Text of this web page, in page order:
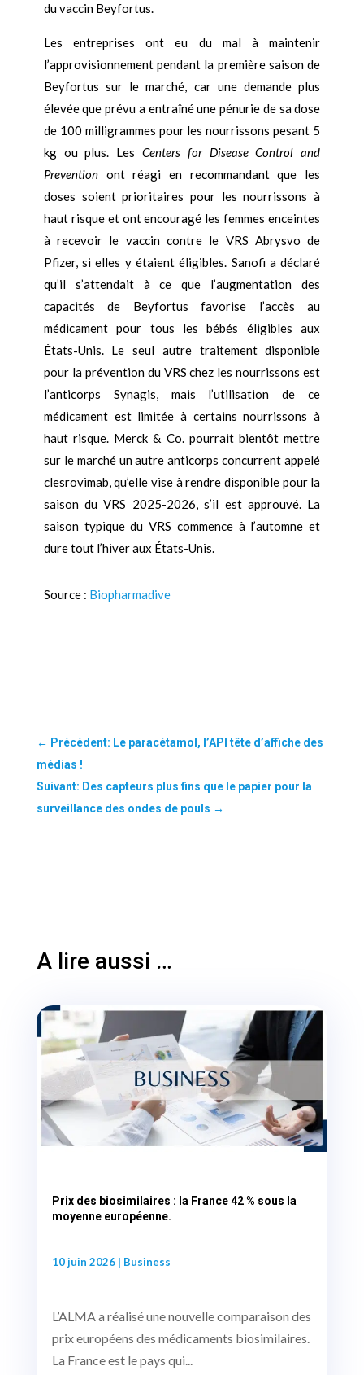
du vaccin Beyfortus.
Les entreprises ont eu du mal à maintenir
l’approvisionnement pendant la première saison de
Beyfortus sur le marché, car une demande plus
élevée que prévu a entraîné une pénurie de sa dose
de 100 milligrammes pour les nourrissons pesant 5
kg ou plus. Les Centers for Disease Control and
Preventionont réagi en recommandant que les
doses soient prioritaires pour les nourrissons à
haut risque et ont encouragé les femmes enceintes
à recevoir le vaccin contre le VRS Abrysvo de
Pfizer, si elles y étaient éligibles. Sanofi a déclaré
qu’il s’attendait à ce que l’augmentation des
capacités de Beyfortus favorise l’accès au
médicament pour tous les bébés éligibles aux
États-Unis. Le seul autre traitement disponible
pour la prévention du VRS chez les nourrissons est
l’anticorps Synagis, mais l’utilisation de ce
médicament est limitée à certains nourrissons à
haut risque. Merck & Co. pourrait bientôt mettre
sur le marché un autre anticorps concurrent appelé
clesrovimab, qu’elle vise à rendre disponible pour la
saison du VRS 2025-2026, s’il est approuvé. La
saison typique du VRS commence à l’automne et
dure tout l’hiver aux États-Unis.
Source : Biopharmadive
← Précédent: Le paracétamol, l’API tête d’affiche des
médias !
Suivant: Des capteurs plus fins que le papier pour la
surveillance des ondes de pouls →
A lire aussi …
Prix des biosimilaires : la France 42 % sous la
moyenne européenne.
10 juin 2026| Business
L’ALMA a réalisé une nouvelle comparaison des
prix européens des médicaments biosimilaires.
La France est le pays qui...